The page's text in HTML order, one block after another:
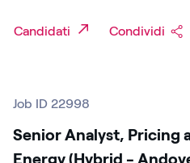
Candidati Condividi
Job ID 22998
Senior Analyst, Pricing
Energy (Hybrid -